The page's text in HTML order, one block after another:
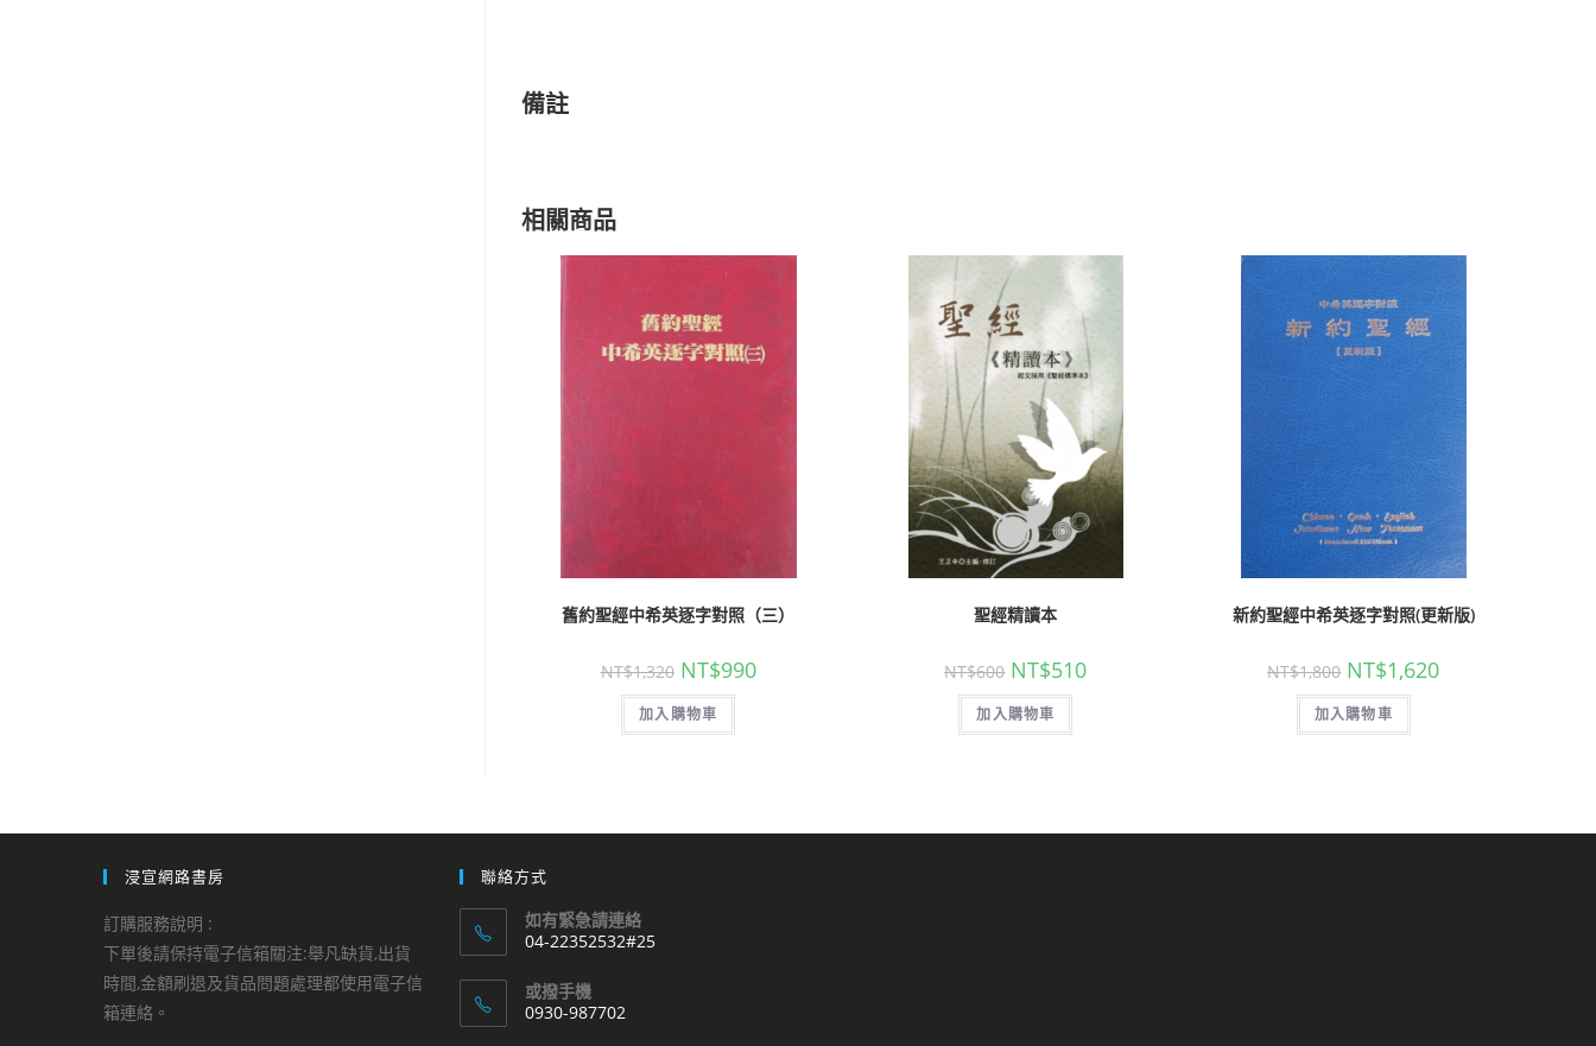
備註
相關商品
舊約聖經中希英逐字對照（三）
NT$1,320 NT$990
加入購物車
聖經精讀本
NT$600 NT$510
加入購物車
新約聖經中希英逐字對照(更新版)
NT$1,800 NT$1,620
加入購物車
浸宣網路書房
訂購服務說明 :
下單後請保持電子信箱關注:舉凡缺貨,出貨
時間,金額刷退及貨品問題處理都使用電子信
箱連絡。
聯絡方式
如有緊急請連絡
04-22352532#25
in
your
或撥手機
0930-987702